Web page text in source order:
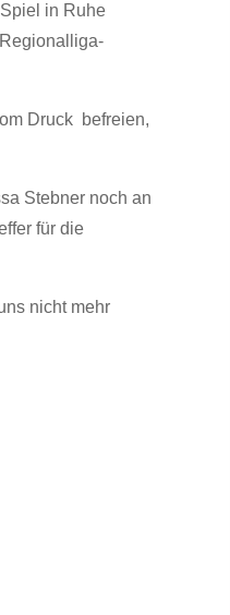
in Ruhe
Druck befreien,
Stebner noch an
für die
nicht mehr